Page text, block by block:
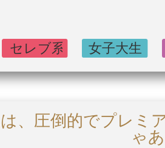
、圧倒的でプレミ
ゃ